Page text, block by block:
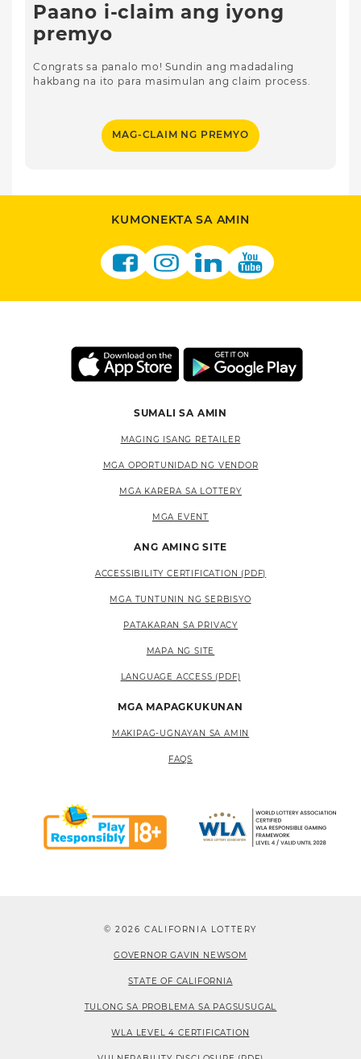
Paano i-claim ang iyong
premyo
Congrats sa panalo mo! Sundin ang madadaling
hakbang na ito para masimulan ang claim process.
MAG-CLAIM NG PREMYO
KUMONEKTA SA AMIN
SUMALI SA AMIN
MAGING ISANG RETAILER
MGA OPORTUNIDAD NG VENDOR
MGA KARERA SA LOTTERY
MGA EVENT
ANG AMING SITE
ACCESSIBILITY CERTIFICATION (PDF)
MGA TUNTUNIN NG SERBISYO
PATAKARAN SA PRIVACY
MAPA NG SITE
LANGUAGE ACCESS (PDF)
MGA MAPAGKUKUNAN
MAKIPAG-UGNAYAN SA AMIN
FAQS
© 2026 CALIFORNIA LOTTERY
GOVERNOR GAVIN NEWSOM
STATE OF CALIFORNIA
TULONG SA PROBLEMA SA PAGSUSUGAL
WLA LEVEL 4 CERTIFICATION